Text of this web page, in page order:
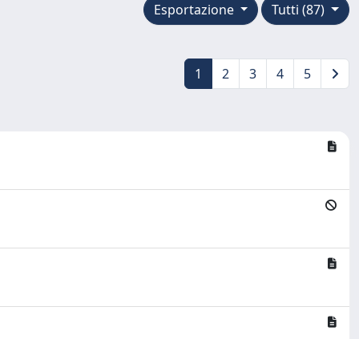
Tutti (87)
Esportazione
1 2 3 4 5